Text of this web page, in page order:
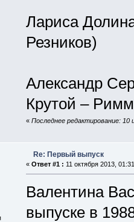
Лариса
Резников)
Александр
Крутой –
« Последнее редактирование:
Re: Первый выпуск
« Ответ #1 : 11 октября 2013,
Валентина
выпуске в